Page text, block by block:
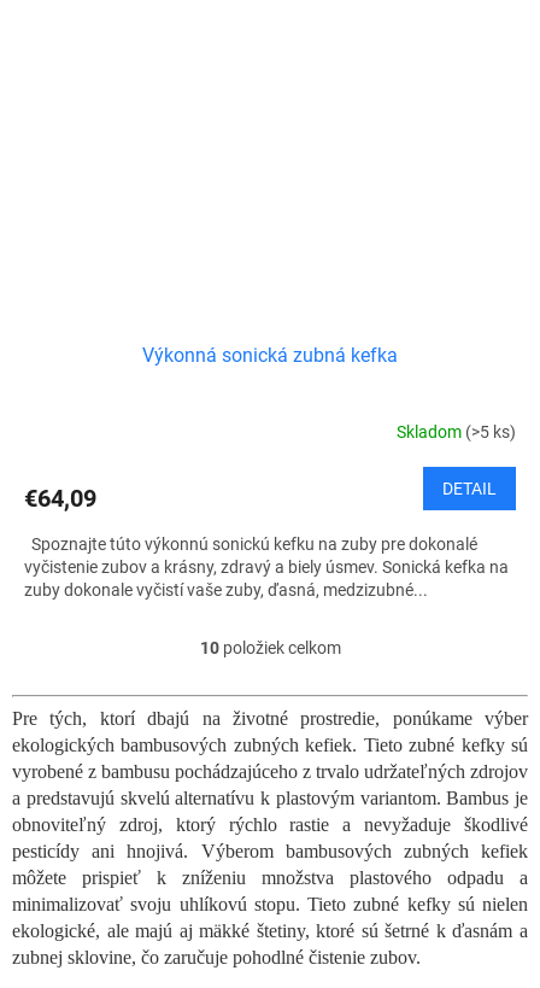
Výkonná sonická zubná kefka
Skladom (>5 ks)
€64,09 DETAIL
Spoznajte túto výkonnú sonickú kefku na zuby pre dokonalé
vyčistenie zubov a krásny, zdravý a biely úsmev. Sonická kefka na
zuby dokonale vyčistí vaše zuby, ďasná, medzizubné...
O
l
á
d
a
c
i
p
r
v
k
y
10položiek celkom
Pre tých, ktorí dbajú na životné prostredie, ponúkame výber
ekologických bambusových zubných kefiek. Tieto zubné kefky sú
vyrobené z bambusu pochádzajúceho z trvalo udržateľných zdrojov
a predstavujú skvelú alternatívu k plastovým variantom. Bambus je
obnoviteľný zdroj, ktorý rýchlo rastie a nevyžaduje škodlivé
pesticídy ani hnojivá. Výberom bambusových zubných kefiek
môžete prispieť k zníženiu množstva plastového odpadu a
minimalizovať svoju uhlíkovú stopu. Tieto zubné kefky sú nielen
ekologické, ale majú aj mäkké štetiny, ktoré sú šetrné k ďasnám a
zubnej sklovine, čo zaručuje pohodlné čistenie zubov.